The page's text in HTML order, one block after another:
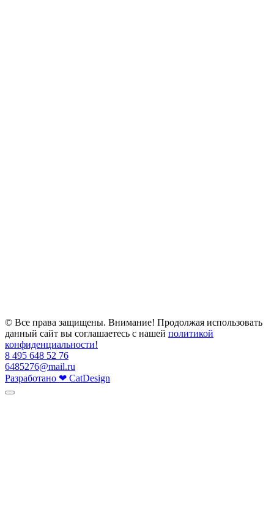
© Все права защищены. Внимание! Продолжая использовать
данный сайт вы соглашаетесь с нашей политикой
конфиденциальности!
8 495 648 52 76
6485276@mail.ru
Разработано ❤ CatDesign